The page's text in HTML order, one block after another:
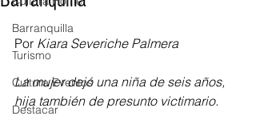
Barranquilla
Turismo
Cultura Eventos
Destacar
Por Kiara Severiche Palmera
La mujer dejó una niña de seis años,
hija también de presunto victimario.